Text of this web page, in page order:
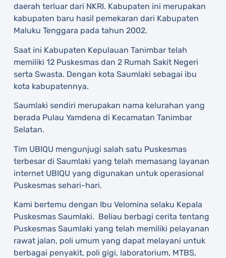
daerah terluar dari NKRI. Kabupaten ini merupakan
kabupaten baru hasil pemekaran dari Kabupaten
Maluku Tenggara pada tahun 2002.
Saat ini Kabupaten Kepulauan Tanimbar telah
memiliki 12 Puskesmas dan 2 Rumah Sakit Negeri
serta Swasta. Dengan kota Saumlaki sebagai ibu
kota kabupatennya.
Saumlaki sendiri merupakan nama kelurahan yang
berada Pulau Yamdena di Kecamatan Tanimbar
Selatan.
Tim UBIQU mengunjugi salah satu Puskesmas
terbesar di Saumlaki yang telah memasang layanan
internet UBIQU yang digunakan untuk operasional
Puskesmas sehari-hari.
Kami bertemu dengan Ibu Velomina selaku Kepala
Puskesmas Saumlaki. Beliau berbagi cerita tentang
Puskesmas Saumlaki yang telah memiliki pelayanan
rawat jalan, poli umum yang dapat melayani untuk
berbagai penyakit, poli gigi, laboratorium, MTBS,